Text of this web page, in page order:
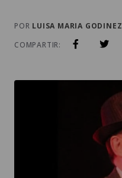
POR LUISA MARIA GODINEZ
COMPARTIR: